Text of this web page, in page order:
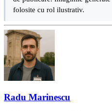
folosite cu rol ilustrativ.
Radu Marinescu